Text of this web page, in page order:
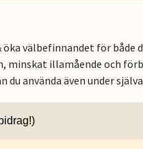
välbefinnandet för både
minskat illamående och
du använda även under